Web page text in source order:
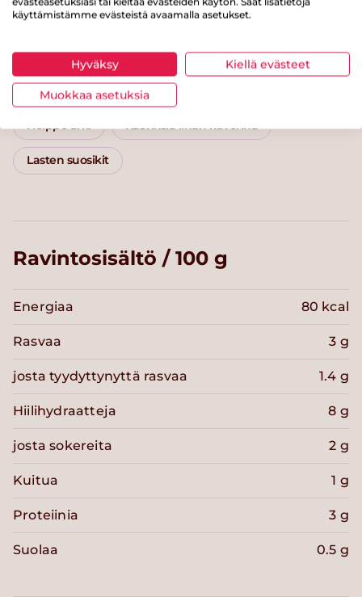
Kategoriat
Pääruoat Keitot Kasvikset Liha
Maitotuotteet Makkara
Helppo arki Kasviksia lihan kaverina
Lasten suosikit
Ravintosisältö / 100 g
Energiaa 80 kcal
Rasvaa 3 g
josta tyydyttynyttä rasvaa 1.4 g
Hiilihydraatteja 8 g
josta sokereita 2 g
Kuitua 1 g
Proteiinia 3 g
Suolaa 0.5 g
käyttämistämme evästeistä avaamalla asetukset.
Hyväksy Kiellä evästeet
Muokkaa asetuksia